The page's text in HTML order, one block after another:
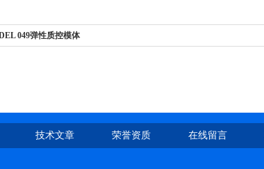
049弹性质控模体
技术文章 荣誉资质 在线留言